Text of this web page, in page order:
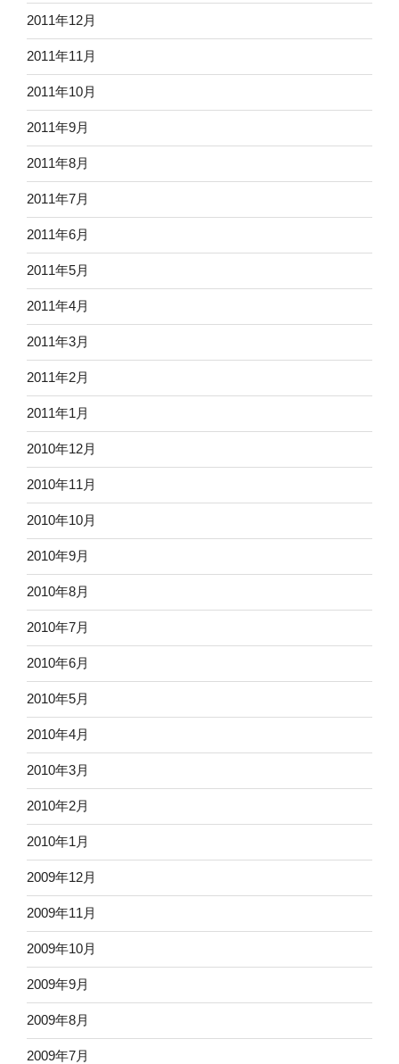
2011年12月
2011年11月
2011年10月
2011年9月
2011年8月
2011年7月
2011年6月
2011年5月
2011年4月
2011年3月
2011年2月
2011年1月
2010年12月
2010年11月
2010年10月
2010年9月
2010年8月
2010年7月
2010年6月
2010年5月
2010年4月
2010年3月
2010年2月
2010年1月
2009年12月
2009年11月
2009年10月
2009年9月
2009年8月
2009年7月